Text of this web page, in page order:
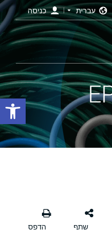
עברית כניסה
פתח